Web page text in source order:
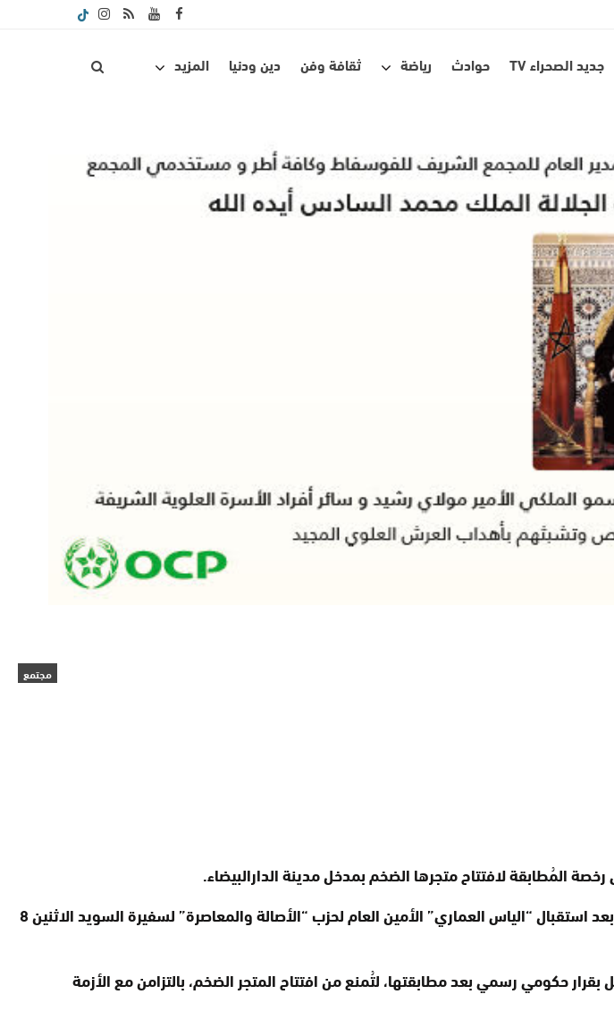
جديد الصحراء TV حوادث رياضة ثقافة وفن دين ودنيا المزيد
مجتمع
المُطابقة لافتتاح متجرها الضخم بمدخل مدينة الدارالبيضاء.
ويأتي حصول الشركة السويدية على شهادة المطابقة التي تخول لها افتتاح متجرها، مباشرة بعد استقبال “الياس العماري” الأمين العام لحزب “الأصالة والمعاصرة” لسفيرة السويد الاثنين 8
حكومي رسمي بعد مطابقتها، لتُمنع من افتتاح المتجر الضخم، بالتزامن مع الأزمة